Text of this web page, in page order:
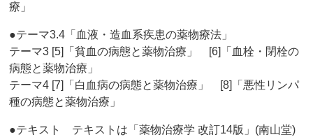
療」
●テーマ3.4「血液・造血系疾患の薬物療法」
テーマ3 [5]「貧血の病態と薬物治療」 [6]「血栓・閉栓の
病態と薬物治療」
テーマ4 [7]「白血病の病態と薬物治療」 [8]「悪性リンパ
種の病態と薬物治療」
●テキスト テキストは「薬物治療学 改訂14版」(南山堂)